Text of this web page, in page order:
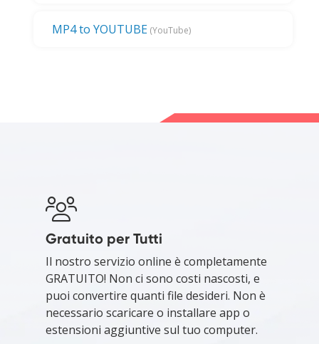
MP4 to YOUTUBE (YouTube)
Gratuito per Tutti
Il nostro servizio online è completamente
GRATUITO! Non ci sono costi nascosti, e
puoi convertire quanti file desideri. Non è
necessario scaricare o installare app o
estensioni aggiuntive sul tuo computer.